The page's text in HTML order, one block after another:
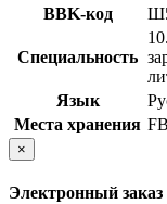
BBK-код
Специальность
Язык
Места хранения
×
Электронный